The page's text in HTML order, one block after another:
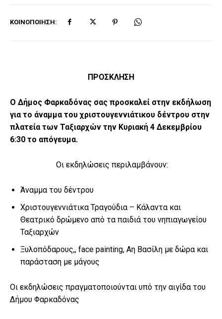
ΚΟΙΝΟΠΟΊΗΣΗ:
ΠΡΟΣΚΛΗΣΗ
Ο Δήμος Φαρκαδόνας σας προσκαλεί στην εκδήλωση
για το άναμμα του χριστουγεννιάτικου δέντρου στην
πλατεία των Ταξιαρχών την Κυριακή 4 Δεκεμβρίου
6:30 το απόγευμα.
Οι εκδηλώσεις περιλαμβάνουν:
Άναμμα του δέντρου
Χριστουγεννιάτικα Τραγούδια – Κάλαντα και
Θεατρικό δρώμενο από τα παιδιά του νηπιαγωγείου
Ταξιαρχών
Ξυλοπόδαρους,, face painting, Αη Βασίλη με δώρα και
παράσταση με μάγους
Οι εκδηλώσεις πραγματοποιούνται υπό την αιγίδα του
Δήμου Φαρκαδόνας